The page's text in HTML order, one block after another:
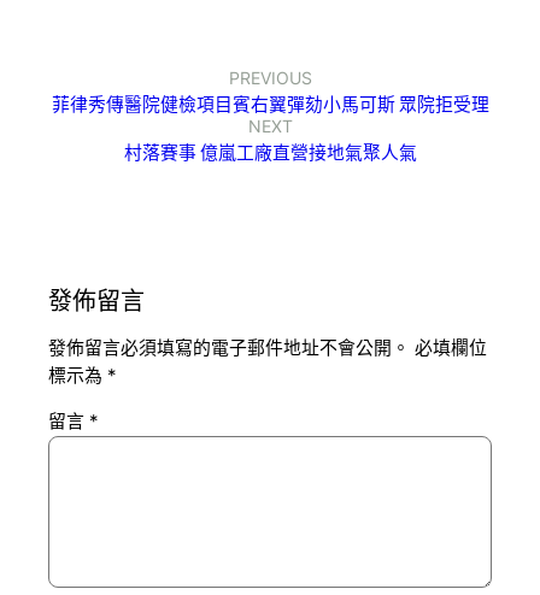
PREVIOUS
菲律秀傳醫院健檢項目賓右翼彈劾小馬可斯 眾院拒受理
NEXT
村落賽事 億嵐工廠直營接地氣聚人氣
發佈留言
發佈留言必須填寫的電子郵件地址不會公開。 必填欄位
標示為 *
留言 *